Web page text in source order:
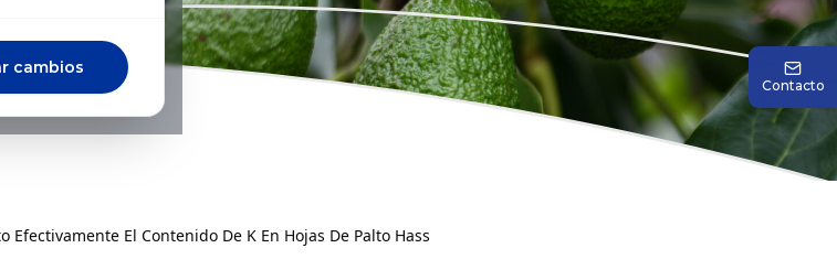
cambios
El Contenido De K En Hojas De Palto Hass
Contacto